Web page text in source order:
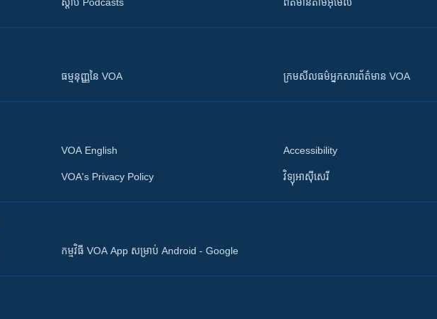
ស្តាប់ Podcasts ព័ត៌មាន​តាម​អ៊ីមែល
ធម្មនុញ្ញ​នៃ VOA ក្រម​​​សីលធម៌​​​អ្នក​​​សារព័ត៌មាន VOA
VOA English
VOA's Privacy Policy
Accessibility
វិទ្យុ​អាស៊ី​សេរី
កម្មវិធី​ VOA App សម្រាប់ Android - Google